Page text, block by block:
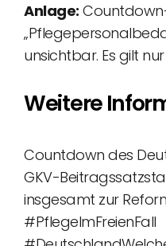
Anlage:
unsichtbar. Es gilt
Weitere
Countdown des
GKV-
insgesamt zur
#PflegeImFreienFall